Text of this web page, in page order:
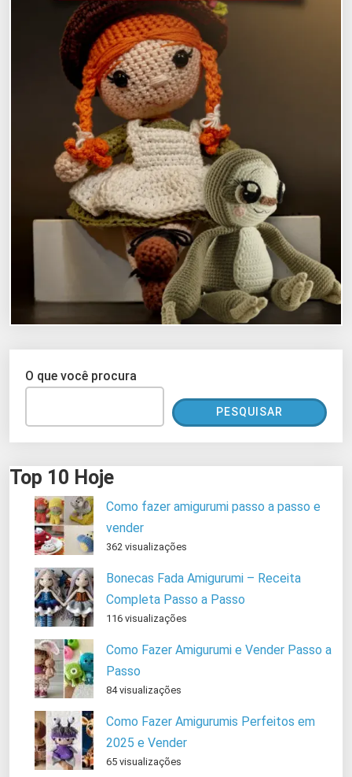
O que você procura
PESQUISAR
Top 10 Hoje
Como fazer amigurumi passo a passo e
vender
362 visualizações
Bonecas Fada Amigurumi – Receita
Completa Passo a Passo
116 visualizações
Como Fazer Amigurumi e Vender Passo a
Passo
84 visualizações
Como Fazer Amigurumis Perfeitos em
2025 e Vender
65 visualizações